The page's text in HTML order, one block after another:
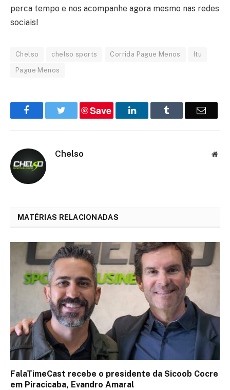
perca tempo e nos acompanhe agora mesmo nas redes
sociais!
Chelso chelso sports Corrida Pague Menos Itu
Pague Menos
FacebookTwitterSave LinkedIn Email
Chelso
MATÉRIAS RELACIONADAS
FalaTimeCast recebe o presidente da Sicoob Cocre
em Piracicaba, Evandro Amaral